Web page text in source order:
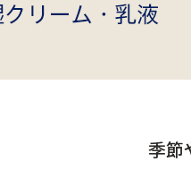
季節